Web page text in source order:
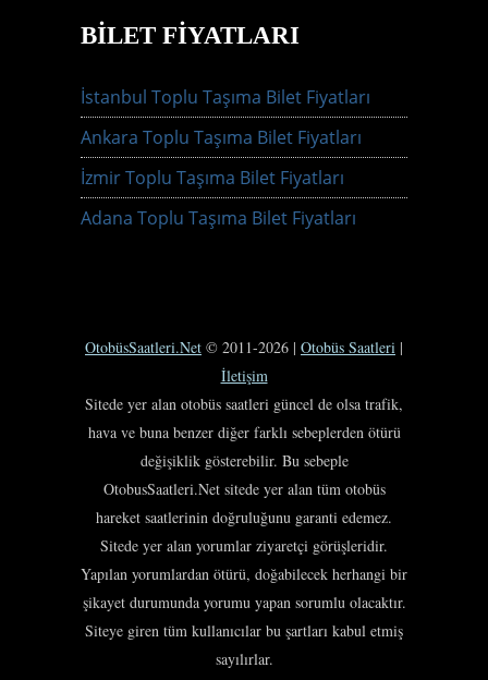
BILET FIYATLARI
İstanbul Toplu Taşıma Bilet Fiyatları
Ankara Toplu Taşıma Bilet Fiyatları
İzmir Toplu Taşıma Bilet Fiyatları
Adana Toplu Taşıma Bilet Fiyatları
OtobüsSaatleri.Net © 2011-2026 | Otobüs Saatleri |
İletişim
Sitede yer alan otobüs saatleri güncel de olsa trafik,
hava ve buna benzer diğer farklı sebeplerden ötürü
değişiklik gösterebilir. Bu sebeple
OtobusSaatleri.Net sitede yer alan tüm otobüs
hareket saatlerinin doğruluğunu garanti edemez.
Sitede yer alan yorumlar ziyaretçi görüşleridir.
Yapılan yorumlardan ötürü, doğabilecek herhangi bir
şikayet durumunda yorumu yapan sorumlu olacaktır.
Siteye giren tüm kullanıcılar bu şartları kabul etmiş
sayılırlar.